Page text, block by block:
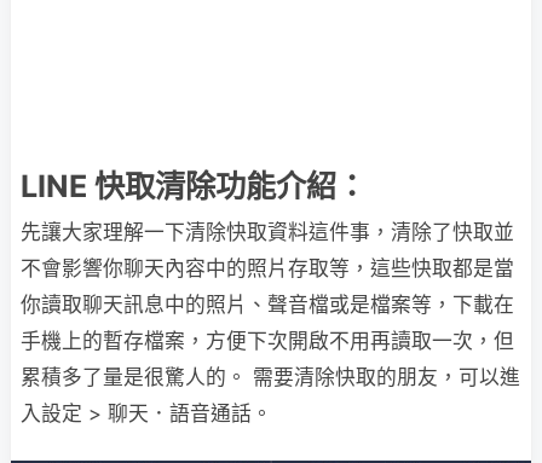
LINE 快取清除功能介紹：
先讓大家理解一下清除快取資料這件事，清除了快取並
不會影響你聊天內容中的照片存取等，這些快取都是當
你讀取聊天訊息中的照片、聲音檔或是檔案等，下載在
手機上的暫存檔案，方便下次開啟不用再讀取一次，但
累積多了量是很驚人的。 需要清除快取的朋友，可以進
入設定 > 聊天．語音通話。